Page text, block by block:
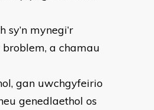
mynegi’r
a chamau
gan uwchgyfeirio
genedlaethol os